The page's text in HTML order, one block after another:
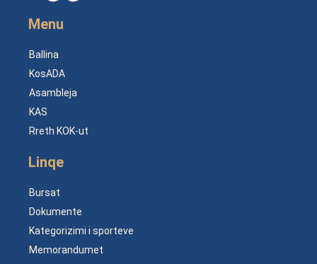
Menu
Ballina
KosADA
Asambleja
KAS
Rreth KOK-ut
Linqe
Bursat
Dokumente
Kategorizimi i sporteve
Memorandumet